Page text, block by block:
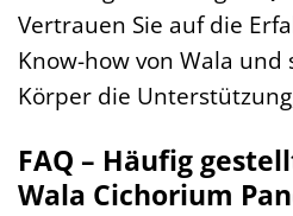
Vertrauen Sie auf die
Know-how von Wala und
Körper die
FAQ – Häufig
Wala Cichorium